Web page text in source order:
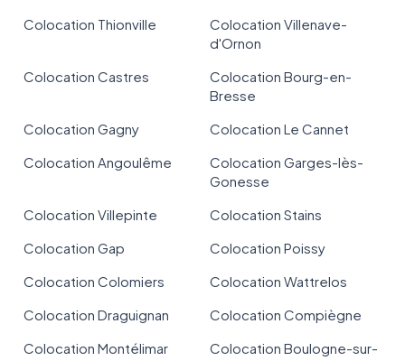
Colocation Thionville
Colocation Villenave-
d'Ornon
Colocation Castres
Colocation Bourg-en-
Bresse
Colocation Gagny
Colocation Le Cannet
Colocation Angoulême
Colocation Garges-lès-
Gonesse
Colocation Villepinte
Colocation Stains
Colocation Gap
Colocation Poissy
Colocation Colomiers
Colocation Wattrelos
Colocation Draguignan
Colocation Compiègne
Colocation Montélimar
Colocation Boulogne-sur-